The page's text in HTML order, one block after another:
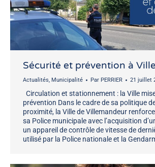
Sécurité et prévention à
Actualités, Municipalité Par PERRIER 21 juillet
Circulation et stationnement : la Ville
prévention Dans le cadre de sa politique
proximité, la Ville de Villemandeur
sa Police municipale avec l’acquisition
un appareil de contrôle de vitesse de
utilisé par la Police nationale et la